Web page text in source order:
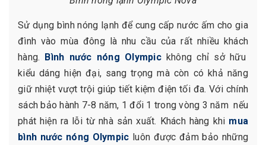
Sử dụng bình nóng lạnh để cung cấp nước ấm cho gia
đình vào mùa đông là nhu cầu của rất nhiều khách
hàng. Bình nước nóng Olympickhông chỉ sở hữu
kiểu dáng hiện đại, sang trọng mà còn có khả năng
giữ nhiệt vượt trội giúp tiết kiệm điện tối đa. Với chính
sách bảo hành 7-8 năm, 1 đổi 1 trong vòng 3 năm nếu
phát hiện ra lỗi từ nhà sản xuất. Khách hàng khi mua
bình nước nóng Olympic luôn được đảm bảo những